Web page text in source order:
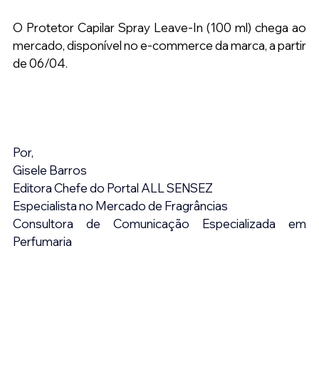
O Protetor Capilar Spray Leave-In (100 ml) chega ao
mercado, disponível no e-commerce da marca, a partir
de 06/04.
Por,
Gisele Barros
Editora Chefe do Portal ALL SENSEZ
Especialista no Mercado de Fragrâncias
Consultora de Comunicação Especializada em
Perfumaria